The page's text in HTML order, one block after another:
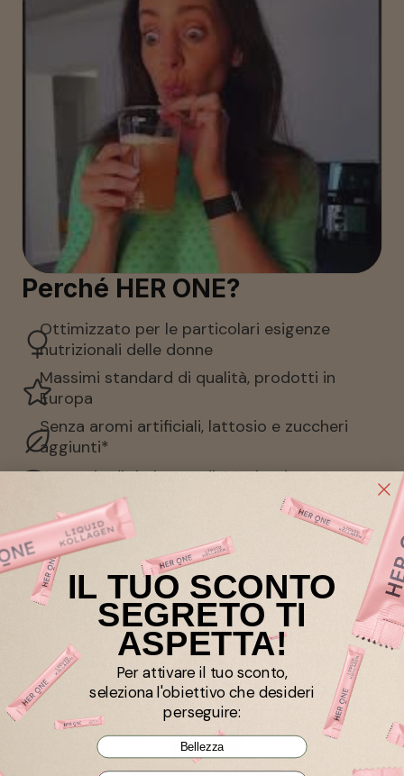
Perché HER ONE?
Ottimizzato per le particolari esigenze
nutrizionali delle donne
Massimi standard di qualità, prodotti in
Europa
Senza aromi artificiali, lattosio e zuccheri
aggiunti*
Garanzia di rimborso di 60 giorni
I nostri esperti
IL TUO SCONTO
SEGRETO TI
ASPETTA!
Per attivare il tuo sconto,
seleziona l'obiettivo che desideri
perseguire:
Bellezza